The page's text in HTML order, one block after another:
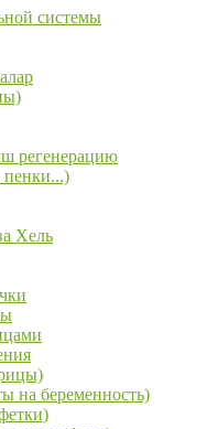
системы
регенерацию
пенки...)
Хель
на беременность)